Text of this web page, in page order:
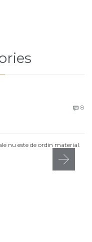
 8
nu este de ordin material.